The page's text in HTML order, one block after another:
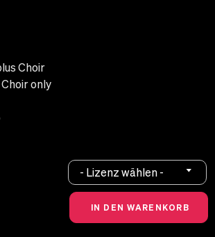
Choir
only
- Lizenz wählen -